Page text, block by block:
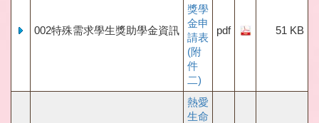
002特殊需求學生獎助學金資訊
獎學
金申
請表
(附
件
二)
pdf 51 KB
熱愛
生命